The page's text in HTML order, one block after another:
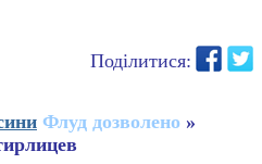
Поділитися:
Флуд дозволено »